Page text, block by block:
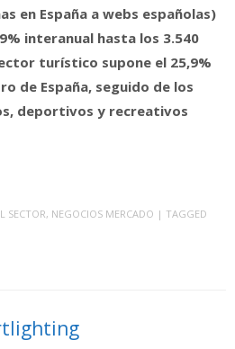
en España a webs españolas)
interanual hasta los 3.540
turístico supone el 25,9%
de España, seguido de los
deportivos y recreativos
SECTOR, NEGOCIOS MERCADO | TAGGED